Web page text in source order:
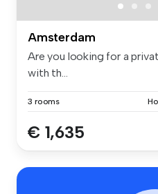
Amsterdam
Are you looking for a
with th...
3 rooms
€ 1,635